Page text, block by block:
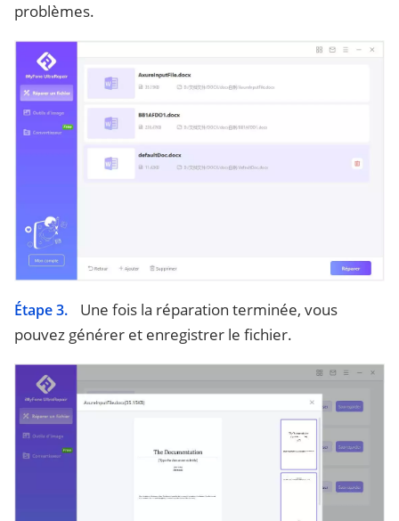
problèmes.
Étape 3.
Une fois la réparation terminée, vous
pouvez générer et enregistrer le fichier.